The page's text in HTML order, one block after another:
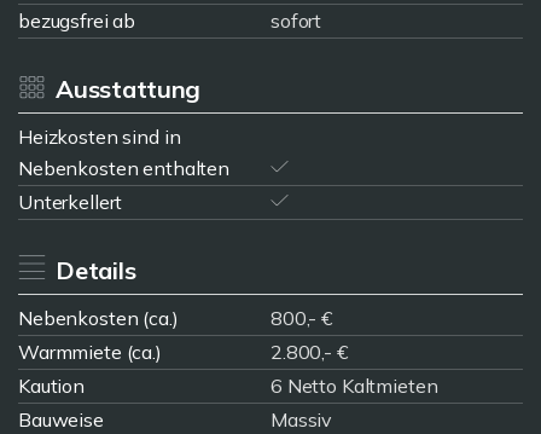
bezugsfrei ab
sofort
Ausstattung
Heizkosten sind in
Nebenkosten enthalten
Unterkellert
Details
Nebenkosten (ca.)
800,- €
Warmmiete (ca.)
2.800,- €
Kaution
6 Netto Kaltmieten
Bauweise
Massiv